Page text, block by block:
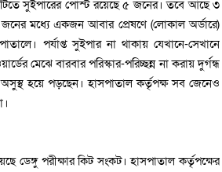
সুইপারের পোস্ট রয়েছে ৫ জনের। তবে আছে ৩
মধ্যে একজন আবার প্রেষণে (লোকাল অর্ডারে)
পর্যাপ্ত সুইপার না থাকায় যেখানে-সেখানে
মেঝে বারবার পরিস্কার-পরিচ্ছন্ন না করায় দুর্গন্ধ
হয়ে পড়ছেন। হাসপাতাল কর্তৃপক্ষ সব জেনেও
ডেঙ্গু পরীক্ষার কিট সংকট। হাসপাতাল কর্তৃপক্ষের